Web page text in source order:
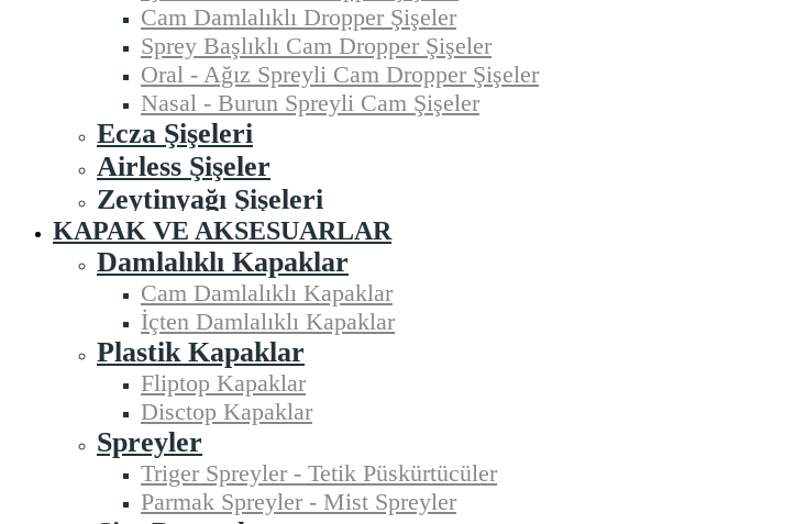
Cam Damlalıklı Dropper Şişeler
Sprey Başlıklı Cam Dropper Şişeler
Oral - Ağız Spreyli Cam Dropper Şişeler
Nasal - Burun Spreyli Cam Şişeler
Ecza Şişeleri
Airless Şişeler
Zeytinyağı Şişeleri
KAPAK VE AKSESUARLAR
Damlalıklı Kapaklar
Cam Damlalıklı Kapaklar
İçten Damlalıklı Kapaklar
Plastik Kapaklar
Fliptop Kapaklar
Disctop Kapaklar
Spreyler
Triger Spreyler - Tetik Püskürtücüler
Parmak Spreyler - Mist Spreyler